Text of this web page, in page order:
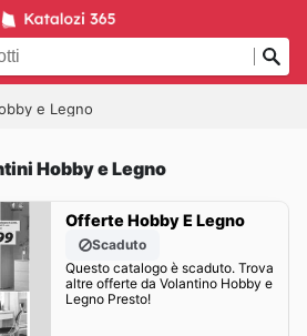
e Legno
Hobby e Legno
Offerte Hobby E Legno
Scaduto
Questo catalogo è scaduto. Trova
altre offerte da Volantino Hobby e
Legno Presto!